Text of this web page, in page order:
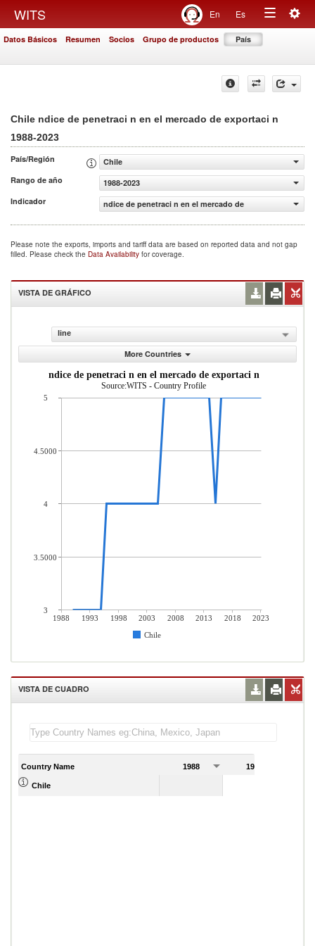
WITS En Es
Toggle
Datos Básicos Resumen Socios Grupo de productos País
Chile ndice de penetraci n en el mercado de exportaci n
1988-2023
País/Región
Chile
Rango de año
1988-2023
Indicador
ndice de penetraci n en el mercado de exportaci n
Please note the exports, imports and tariff data are based on reported data and not gap
filled. Please check the Data Availability for coverage.
VISTA DE GRÁFICO
line
More Countries
ndice de penetraci n en el mercado de exportaci n
Source:WITS - Country Profile
1988 1993 1998 2003 2008 2013 2018
2023
Chile
5
4.5000
4
3.5000
3
VISTA DE CUADRO
Country Name 1988 1989
Chile